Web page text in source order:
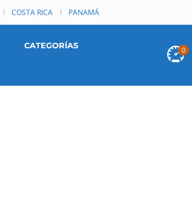
COSTA RICA PANAMÁ
0
CATEGORÍAS